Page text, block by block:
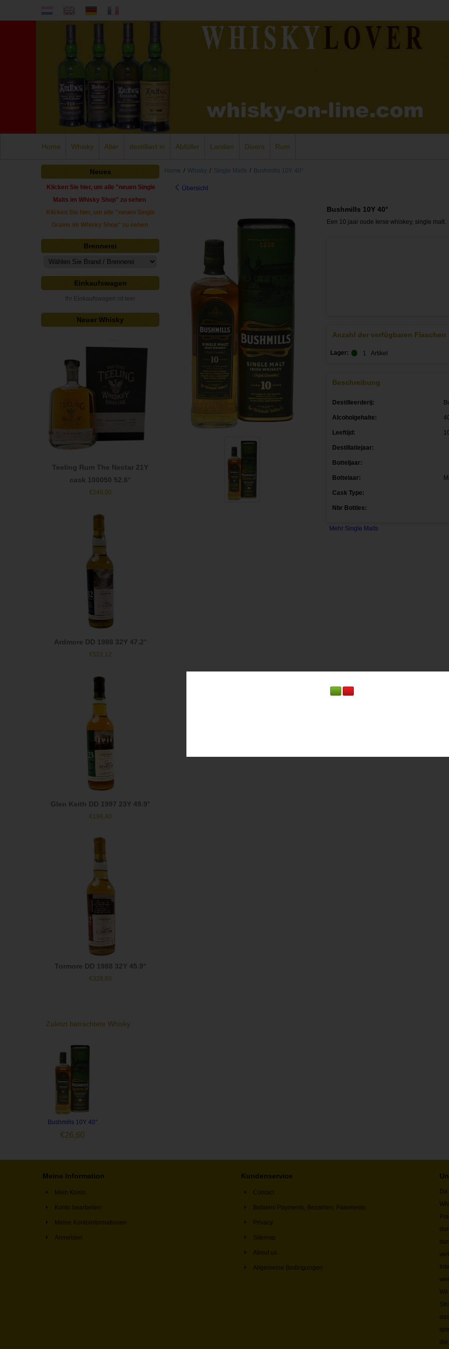
Home Whisky Alter destilliert in Abfüller Landen Divers Rum
Neues
Klicken Sie hier, um alle "neuen Single
Malts im Whisky Shop" zu sehen
Klicken Sie hier, um alle "neuen Single
Grains im Whisky Shop" zu sehen
Brennerei
Einkaufswagen
Ihr Einkaufswagen ist leer
Neuer Whisky
Teeling Rum The Nectar 21Y
cask 100050 52.6°
€249,00
Ardmore DD 1988 32Y 47.2°
€522,12
Glen Keith DD 1997 23Y 49.9°
€198,40
Tormore DD 1988 32Y 45.9°
€328,60
Home / Whisky / Single Malts / Bushmills 10Y 40°
Übersicht
Bushmills 10Y 40°
Een 10 jaar oude Ierse whiskey, single malt.
Anzahl der verfügbaren Flaschen
Lager: 1 Artikel
Beschreibung
Destilleerderij:
Alcoholgehalte:
Leeftijd:
Destillatiejaar:
Botteljaar:
Bottelaar:
Cask Type:
Nbr Bottles:
Mehr Single Malts
Zuletzt betrachtete Whisky
Bushmills 10Y 40°
€26,60
Meine Information
Mein Konto
Konto bearbeiten
Meine Kontoinformationen
Anmelden
Kundenservice
Contact
Betalen/ Payments, Bezahlen, Paiements
Privacy
Sitemap
About us
Allgemeine Bedingungen